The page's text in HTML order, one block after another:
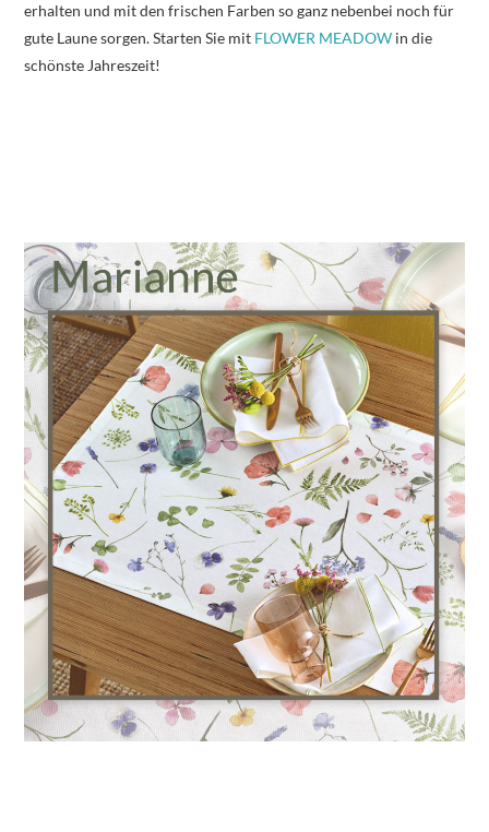
erhalten und mit den frischen Farben so ganz nebenbei noch für
gute Laune sorgen. Starten Sie mit FLOWER MEADOW in die
schönste Jahreszeit!